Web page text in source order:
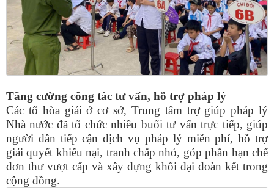
Tăng cường công tác tư vấn, hỗ trợ pháp lý
Các tổ hòa giải ở cơ sở, Trung tâm trợ giúp pháp lý
Nhà nước đã tổ chức nhiều buổi tư vấn trực tiếp, giúp
người dân tiếp cận dịch vụ pháp lý miễn phí, hỗ trợ
giải quyết khiếu nại, tranh chấp nhỏ, góp phần hạn chế
đơn thư vượt cấp và xây dựng khối đại đoàn kết trong
cộng đồng.